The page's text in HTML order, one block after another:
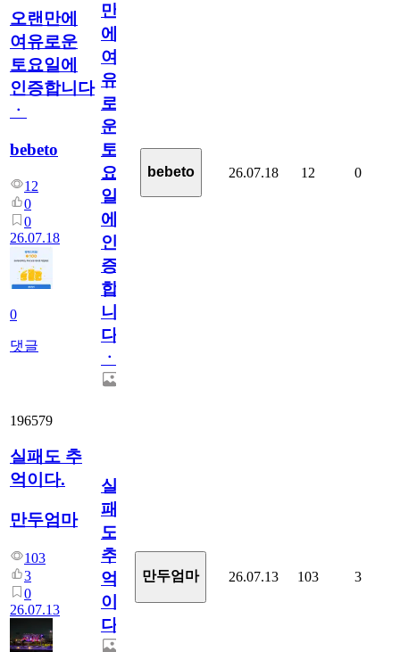
오랜만에
여유로운
토요일에
인증합니다
ㆍ
bebeto
12
0
0
26.07.18
0
댓글
만
에
여
유
로
운
토
요
일
에
인
증
합
니
다
ㆍ
bebeto 26.07.18 12 0
196579
실패도 추
억이다.
만두엄마
103
3
0
26.07.13
실
패
도
추
억
이
다.
만두엄마 26.07.13 103 3